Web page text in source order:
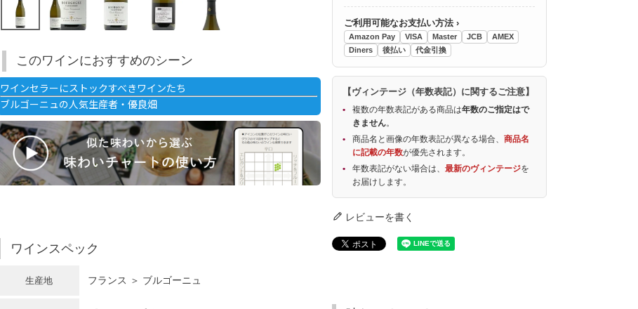
このワインにおすすめのシーン
ワインセラーにストックすべきワインたち
ブルゴーニュの人気生産者・優良畑
ワインスペック
生産地 フランス ＞ ブルゴーニュ
ご利用可能なお支払い方法 ›
Amazon Pay VISA Master JCB
AMEX
Diners
後払い 代金引換
【ヴィンテージ（年数表記）に関するご注意】
複数の年数表記がある商品は年数のご指定はで
きません。
商品名と画像の年数表記が異なる場合、商品名
に記載の年数が優先されます。
年数表記がない場合は、最新のヴィンテージを
お届けします。
レビューを書く